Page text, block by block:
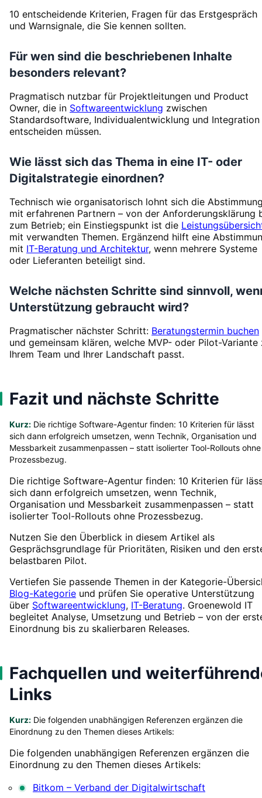
10 entscheidende Kriterien, Fragen für das Erstgespräch
und Warnsignale, die Sie kennen sollten.
Für wen sind die beschriebenen Inhalte
besonders relevant?
Pragmatisch nutzbar für Projektleitungen und Product
Owner, die in Softwareentwicklung zwischen
Standardsoftware, Individualentwicklung und Integration
entscheiden müssen.
Wie lässt sich das Thema in eine IT- oder
Digitalstrategie einordnen?
Technisch wie organisatorisch lohnt sich die
mit erfahrenen Partnern – von der Anforderungsklärung
zum Betrieb; ein Einstiegspunkt ist die
mit verwandten Themen. Ergänzend hilft eine
mit IT-Beratung und Architektur, wenn mehrere Systeme
oder Lieferanten beteiligt sind.
Welche nächsten Schritte sind sinnvoll,
Unterstützung gebraucht wird?
Pragmatischer nächster Schritt: Beratungstermin buchen
und gemeinsam klären, welche MVP- oder Pilot-Variante
Ihrem Team und Ihrer Landschaft passt.
Fazit und nächste Schritte
Kurz: Die richtige Software-Agentur finden: 10 Kriterien für lässt
sich dann erfolgreich umsetzen, wenn Technik, Organisation und
Messbarkeit zusammenpassen – statt isolierter Tool-Rollouts ohne
Prozessbezug.
Die richtige Software-Agentur finden: 10 Kriterien für
sich dann erfolgreich umsetzen, wenn Technik,
Organisation und Messbarkeit zusammenpassen – statt
isolierter Tool-Rollouts ohne Prozessbezug.
Nutzen Sie den Überblick in diesem Artikel als
Gesprächsgrundlage für Prioritäten, Risiken und den
belastbaren Pilot.
Vertiefen Sie passende Themen in der Kategorie-
Blog-Kategorie und prüfen Sie operative Unterstützung
über Softwareentwicklung, IT-Beratung. Groenewold IT
begleitet Analyse, Umsetzung und Betrieb – von der
Einordnung bis zu skalierbaren Releases.
Fachquellen und
Links
Kurz: Die folgenden unabhängigen Referenzen ergänzen die
Einordnung zu den Themen dieses Artikels:
Die folgenden unabhängigen Referenzen ergänzen die
Einordnung zu den Themen dieses Artikels:
Bitkom – Verband der Digitalwirtschaft